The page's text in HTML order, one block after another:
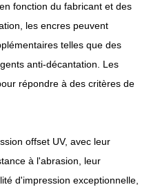
fonction du fabricant et des
les encres peuvent
telles que des
anti-décantation. Les
répondre à des critères de
offset UV, avec leur
à l'abrasion, leur
d'impression exceptionnelle,